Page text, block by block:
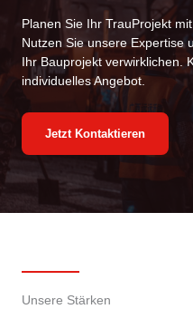
Planen Sie Ihr TrauProjekt
Nutzen Sie unsere Expertise
Ihr Bauprojekt verwirklichen.
individuelles Angebot.
Jetzt Kontaktieren
Unsere Stärken